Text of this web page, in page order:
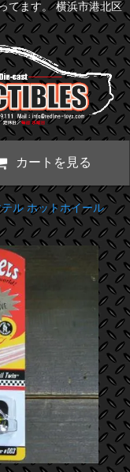
てます。 横浜市港北区
カートを見る
ル ホットホイール